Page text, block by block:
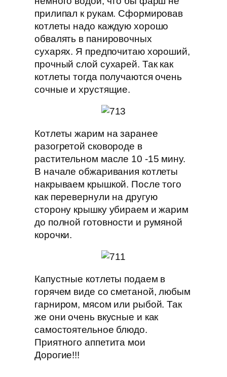
прилипал к рукам. Сформировав
котлеты надо каждую хорошо
обвалять в панировочных
сухарях. Я предпочитаю хороший,
прочный слой сухарей. Так как
котлеты тогда получаются очень
сочные и хрустящие.
Котлеты жарим на заранее
разогретой сковороде в
растительном масле 10 -15 мину.
В начале обжаривания котлеты
накрываем крышкой. После того
как перевернули на другую
сторону крышку убираем и жарим
до полной готовности и румяной
корочки.
Капустные котлеты подаем в
горячем виде со сметаной, любым
гарниром, мясом или рыбой. Так
же они очень вкусные и как
самостоятельное блюдо.
Приятного аппетита мои
Дорогие!!!